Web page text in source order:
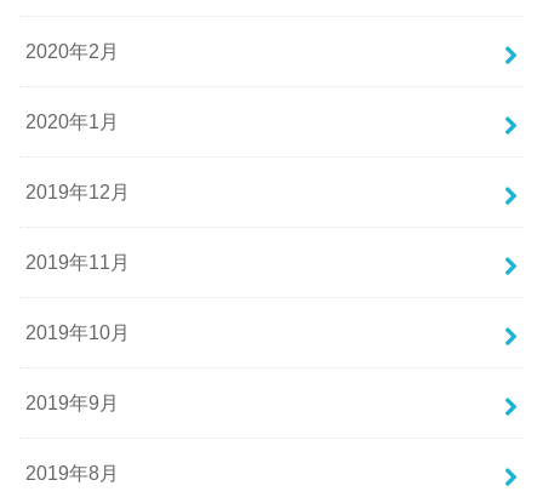
2020年2月
2020年1月
2019年12月
2019年11月
2019年10月
2019年9月
2019年8月